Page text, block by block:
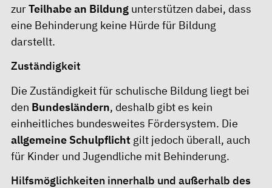
zurTeilhabe an Bildung unterstützen dabei, dass
eine Behinderung keine Hürde für Bildung
darstellt.
Zuständigkeit
Die Zuständigkeit für schulische Bildung liegt bei
den Bundesländern, deshalb gibt es kein
einheitliches bundesweites Fördersystem. Die
allgemeine Schulpflicht gilt jedoch überall, auch
für Kinder und Jugendliche mit Behinderung.
Hilfsmöglichkeiten innerhalb und außerhalb des